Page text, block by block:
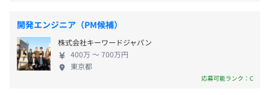
加したり、タスクの見積もりの中心を担います。
・全体のスケジュール管理は、途中の成果を随時確認しな
がら、納期または盛り込む機能を柔軟に調整します。
・コードレビュー／ペアプログラミング／コーディング規
約の遵守／コード品質評価ツール導入など、コード品質向
転勤赴任一時金
帰省旅費補助
引越費用補助
テクノプログループ従業員持株会（奨励金あり）
開発エンジニア（PM候補）
株式会社キーワードジャパン
400万 〜 700万円
東京都
応募可能ランク：C